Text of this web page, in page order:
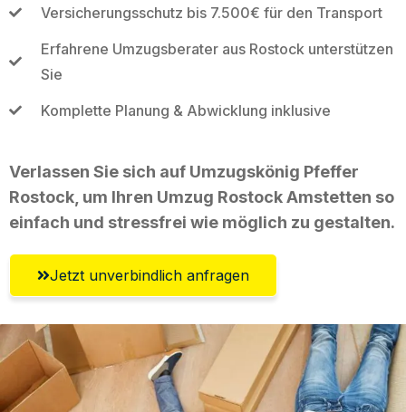
Versicherungsschutz bis 7.500€ für den Transport
Erfahrene Umzugsberater aus Rostock unterstützen
Sie
Komplette Planung & Abwicklung inklusive
Verlassen Sie sich auf Umzugskönig Pfeffer
Rostock, um Ihren Umzug Rostock Amstetten so
einfach und stressfrei wie möglich zu gestalten.
Jetzt unverbindlich anfragen